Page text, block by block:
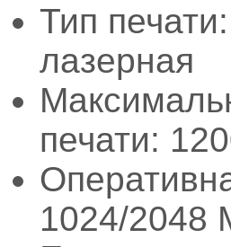
Тип
лазерная
печати:
1024/2048